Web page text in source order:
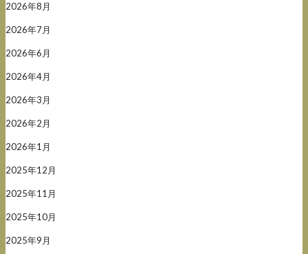
2026年8月
2026年7月
2026年6月
2026年4月
2026年3月
2026年2月
2026年1月
2025年12月
2025年11月
2025年10月
2025年9月